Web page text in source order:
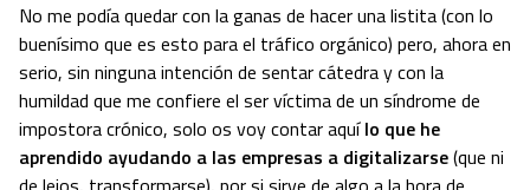
No me podía quedar con la ganas de hacer una listita (con lo
buenísimo que es esto para el tráfico orgánico) pero, ahora en
serio, sin ninguna intención de sentar cátedra y con la
humildad que me confiere el ser víctima de un síndrome de
impostora crónico, solo os voy contar aquílo que he
aprendido ayudando a las empresas a digitalizarse(que ni